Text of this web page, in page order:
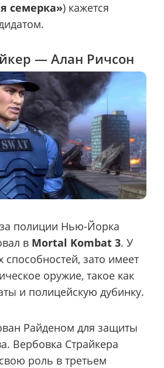
семерка») кажется
— Алан Ричсон
полиции Нью-Йорка
в Mortal Kombat 3. У
способностей, зато имеет
оружие, такое как
и полицейскую дубинку.
Райденом для защиты
Вербовка Страйкера
роль в третьем